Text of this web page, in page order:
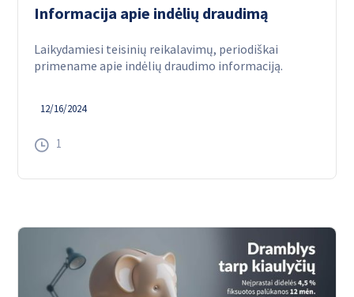
Informacija apie indėlių draudimą
Laikydamiesi teisinių reikalavimų, periodiškai
primename apie indėlių draudimo informaciją.
12/16/2024
1